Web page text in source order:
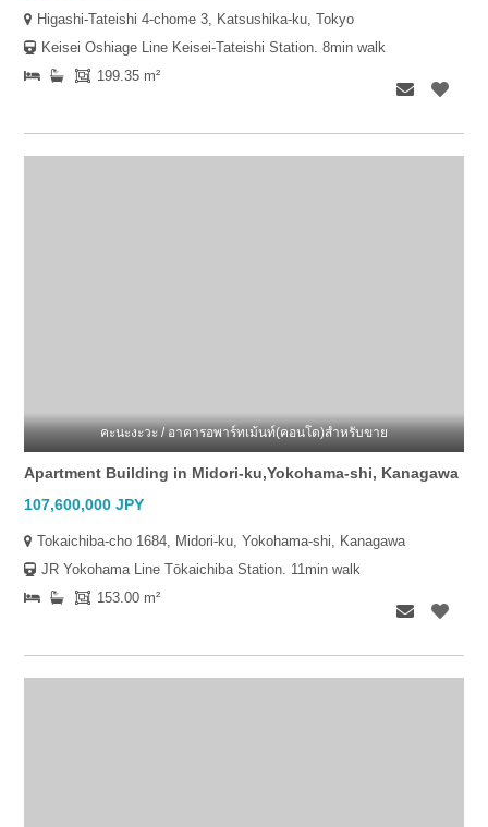
Higashi-Tateishi 4-chome 3, Katsushika-ku, Tokyo
Keisei Oshiage Line Keisei-Tateishi Station. 8min walk
199.35 m²
คะนะงะวะ / อาคารอพาร์ทเม้นท์(คอนโด)สำหรับขาย
Apartment Building in Midori-ku,Yokohama-shi, Kanagawa
107,600,000 JPY
Tokaichiba-cho 1684, Midori-ku, Yokohama-shi, Kanagawa
JR Yokohama Line Tōkaichiba Station. 11min walk
153.00 m²